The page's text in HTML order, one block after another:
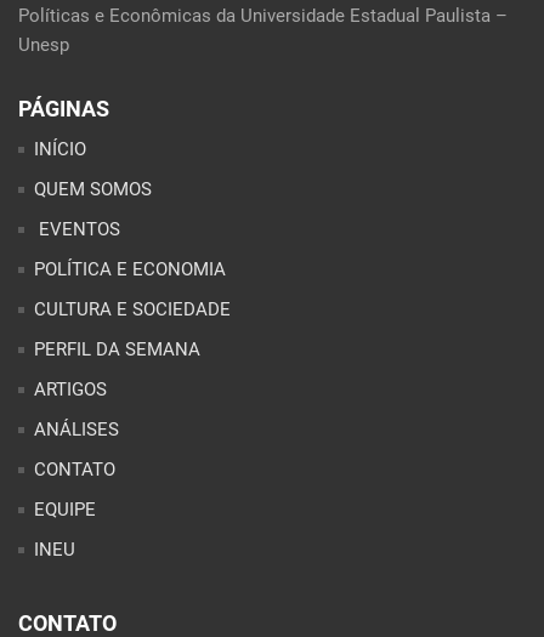
Políticas e Econômicas da Universidade Estadual Paulista –
Unesp
PÁGINAS
INÍCIO
QUEM SOMOS
EVENTOS
POLÍTICA E ECONOMIA
CULTURA E SOCIEDADE
PERFIL DA SEMANA
ARTIGOS
ANÁLISES
CONTATO
EQUIPE
INEU
CONTATO